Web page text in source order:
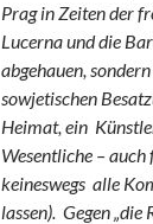
Prag in Zeiten der
Lucerna und die
abgehauen,
sowjetischen
Heimat, ein
Wesentliche –
keineswegs alle
lassen). Gegen „die